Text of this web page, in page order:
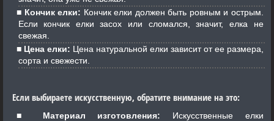
Кончик елки: Кончик елки должен быть ровным и острым.
Если кончик елки засох или сломался, значит, елка не
свежая.
Цена елки: Цена натуральной елки зависит от ее размера,
сорта и свежести.
Если выбираете искусственную, обратите внимание на это:
Материал изготовления: Искусственные елки